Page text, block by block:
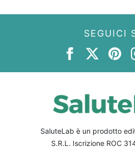
SEGUICI
SaluteLab è un prodotto
S.R.L. Iscrizione ROC